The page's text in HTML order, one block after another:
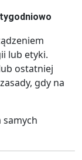
lub etyki.
ostatniej
gdy na
samych